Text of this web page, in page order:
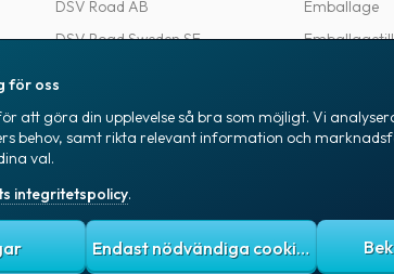
DSV Road AB
DSV Road Sweden SE
PostNord Sverige AB
Emballage
Allmänna villkor Cookies
för oss
att göra din upplevelse så bra som möjligt. Vi
behov, samt rikta relevant information och
val.
integritetspolicy.
Endast nödvändiga cookies